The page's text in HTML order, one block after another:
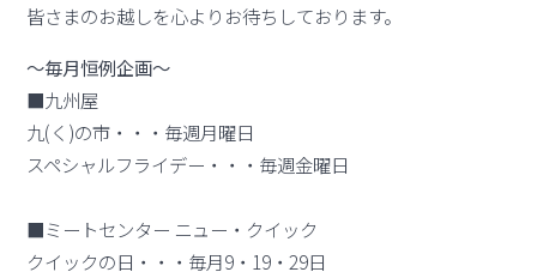
皆さまのお越しを心よりお待ちしております。
～毎月恒例企画～
■九州屋
九(く)の市・・・毎週月曜日
スペシャルフライデー・・・毎週金曜日
■ミートセンター ニュー・クイック
クイックの日・・・毎月9・19・29日